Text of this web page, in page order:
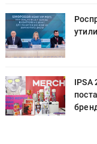
IPSA